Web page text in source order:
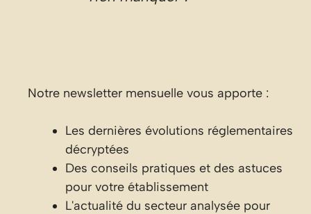
Notre newsletter mensuelle vous apporte :
Les dernières évolutions réglementaires
décryptées
Des conseils pratiques et des astuces
pour votre établissement
L'actualité du secteur analysée pour